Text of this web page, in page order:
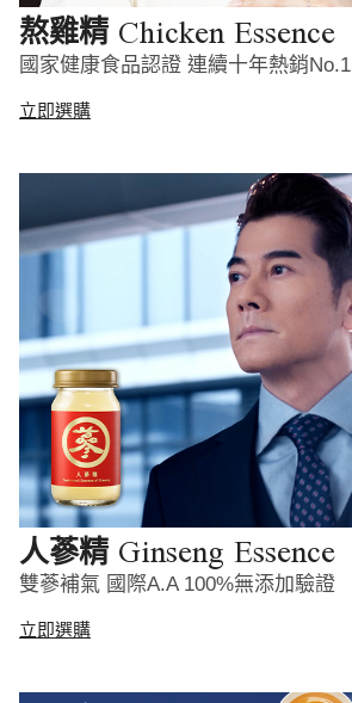
熬雞精 Chicken Essence
國家健康食品認證 連續十年熱銷No.1
立即選購
人蔘精 Ginseng Essence
雙蔘補氣 國際A.A 100%無添加驗證
立即選購